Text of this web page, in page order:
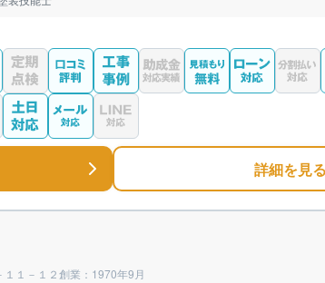
詳細を見る
１－１２創業：1970年9月